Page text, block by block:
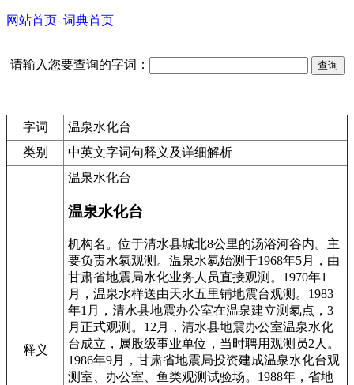
网站首页 词典首页
请输入您要查询的字词：
字词
温泉水化台
类别
中英文字词句释义及详细解析
释义
温泉水化台
温泉水化台
机构名。位于清水县城北8公里的汤浴河谷内。主
要负责水氡观测。温泉水氡始测于1968年5月，由
甘肃省地震局水化业务人员直接观测。1970年1
月，温泉水样送由天水五里铺地震台观测。1983
年1月，清水县地震办公室在温泉建立测氡点，3
月正式观测。12月，清水县地震办公室温泉水化
台成立，属股级事业单位，当时聘用观测员2人。
1986年9月，甘肃省地震局投资建成温泉水化台观
测室、办公室、鱼类观测试验场。1988年，省地